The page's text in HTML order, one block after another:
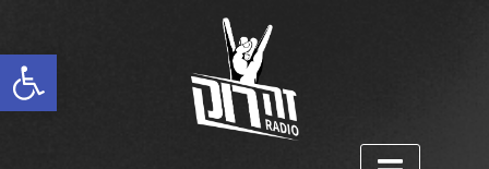
פתח סרגל נגישות